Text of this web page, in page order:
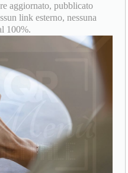
aggiornato, pubblicato
link esterno, nessuna
100%.